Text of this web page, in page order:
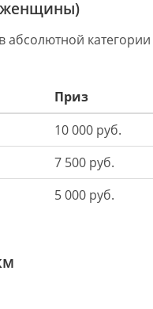
женщины)
Приз
10 000 руб.
7 500 руб.
5 000 руб.